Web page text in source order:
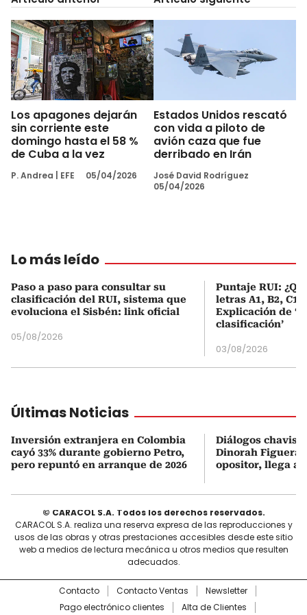
Los apagones dejarán
sin corriente este
domingo hasta el 58 %
de Cuba a la vez
P. Andrea EFE 05/04/2026
Estados Unidos rescató
con vida a piloto de
avión caza que fue
derribado en Irán
José David Rodríguez
05/04/2026
Lo más leído
Paso a paso para consultar su
clasificación del RUI, sistema que
evoluciona el Sisbén: link oficial
05/08/2026
Puntaje RUI:
letras A1, B2, C1
Explicación de
clasificación’
03/08/2026
Últimas Noticias
Inversión extranjera en Colombia
cayó 33% durante gobierno Petro,
pero repuntó en arranque de 2026
Diálogos
Dinorah
opositor, llega a
© CARACOL S.A. Todos los derechos reservados.
CARACOL S.A. realiza una reserva expresa de las reproducciones y
usos de las obras y otras prestaciones accesibles desde este sitio
web a medios de lectura mecánica u otros medios que resulten
adecuados.
Contacto Contacto Ventas
Newsletter
Pago electrónico clientes
Alta de Clientes